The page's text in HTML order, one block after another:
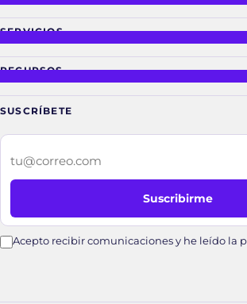
SERVICIOS
RECURSOS
SUSCRÍBETE
Tu correo electrónico
Suscribirme
Acepto recibir comunicaciones y he leído la